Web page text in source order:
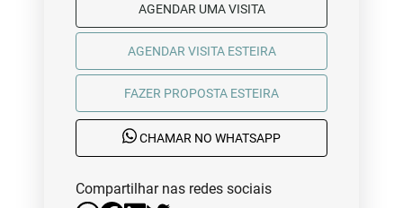
AGENDAR UMA VISITA
AGENDAR VISITA ESTEIRA
FAZER PROPOSTA ESTEIRA
CHAMAR NO WHATSAPP
Compartilhar nas redes sociais